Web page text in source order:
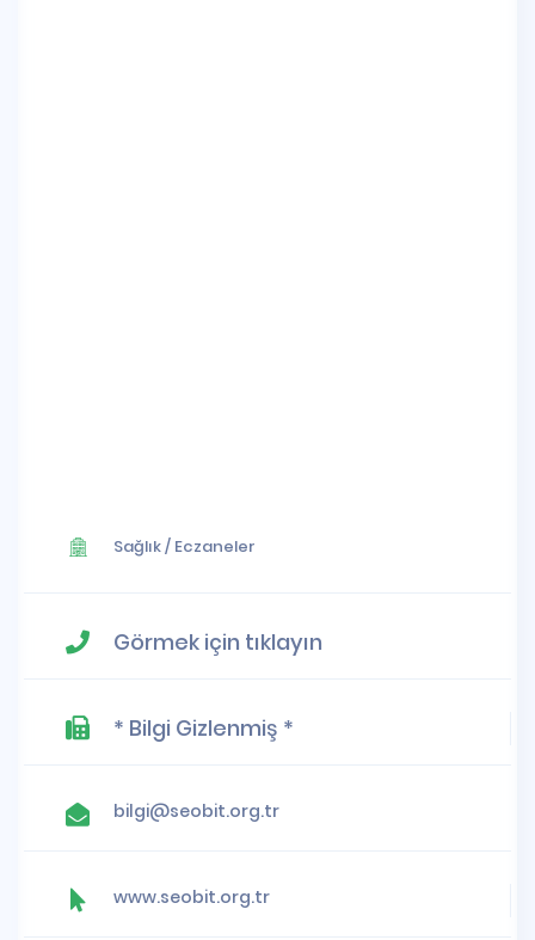
Sağlık/ Eczaneler
Görmek için tıklayın
* Bilgi Gizlenmiş *
bilgi@seobit.org.tr
www.seobit.org.tr